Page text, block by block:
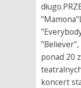
"Believer",
ponad 20
koncert